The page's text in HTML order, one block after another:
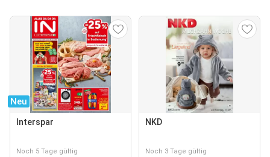
Neu
Interspar
Noch 5 Tage gültig
NKD
Noch 3 Tage gültig